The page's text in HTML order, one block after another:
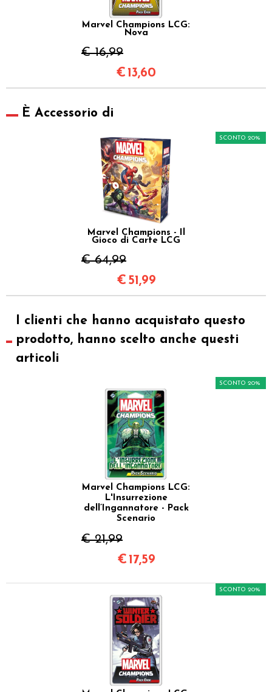
Marvel Champions LCG:
Nova
€ 16,99
€ 13,60
È Accessorio di
Marvel Champions - Il
Gioco di Carte LCG
€ 64,99
SCONTO 20%
€ 51,99
I clienti che hanno acquistato questo
prodotto, hanno scelto anche questi
articoli
Marvel Champions LCG:
L'Insurrezione
dell’Ingannatore - Pack
Scenario
€ 21,99
SCONTO 20%
€ 17,59
SCONTO 20%